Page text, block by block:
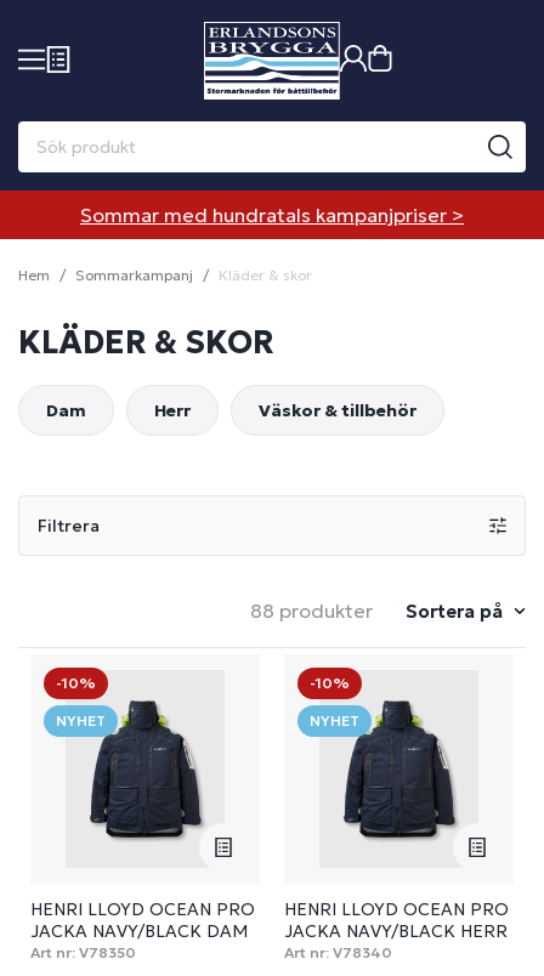
Sommar med hundratals kampanjpriser >
Hem Sommarkampanj Kläder & skor
KLÄDER & SKOR
Dam Herr Väskor & tillbehör
Filtrera
88 produkter Sortera på
-10%
NYHET
HENRI LLOYD OCEAN PRO
JACKA NAVY/BLACK DAM
Art nr: V78350
-10%
NYHET
HENRI LLOYD OCEAN PRO
JACKA NAVY/BLACK HERR
Art nr: V78340